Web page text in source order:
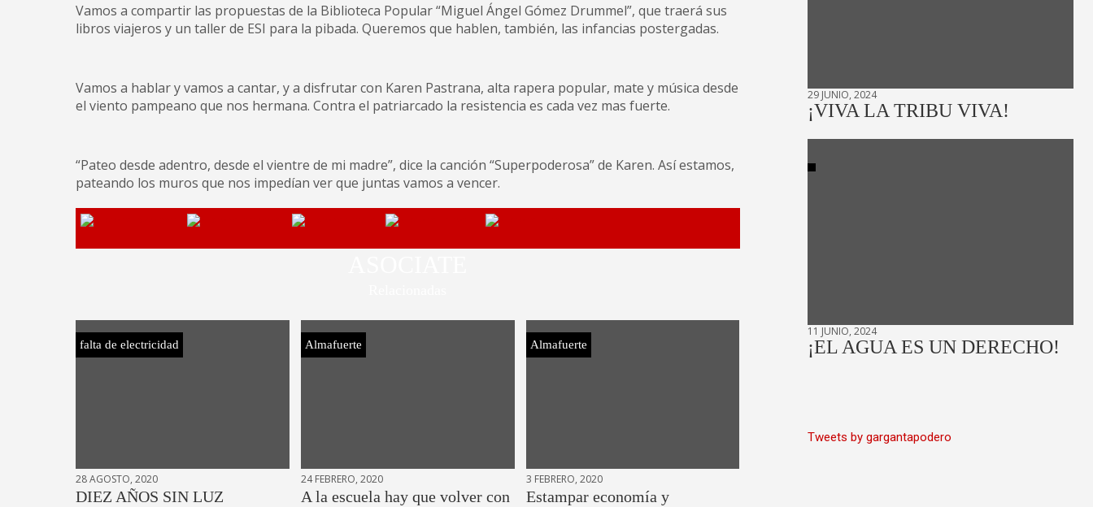
Vamos a compartir las propuestas de la Biblioteca Popular “Miguel Ángel Gómez Drummel”, que traerá sus
libros viajeros y un taller de ESI para la pibada. Queremos que hablen, también, las infancias postergadas.
Vamos a hablar y vamos a cantar, y a disfrutar con Karen Pastrana, alta rapera popular, mate y música desde
el viento pampeano que nos hermana. Contra el patriarcado la resistencia es cada vez mas fuerte.
“Pateo desde adentro, desde el vientre de mi madre”, dice la canción “Superpoderosa” de Karen. Así estamos,
pateando los muros que nos impedían ver que juntas vamos a vencer.
falta de electricidad
28 AGOSTO, 2020
DIEZ AÑOS SIN LUZ
Almafuerte
24 FEBRERO, 2020
A la escuela hay que volver con
Almafuerte
3 FEBRERO, 2020
Estampar economía y
29 JUNIO, 2024
¡VIVA LA TRIBU VIVA!
11 JUNIO, 2024
¡EL AGUA ES UN DERECHO!
Tweets by gargantapodero